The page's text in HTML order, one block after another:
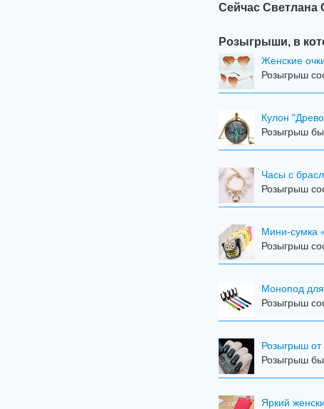
Сейчас Светлана
Розыгрыши, в
Женские
Розыгрыш
Кулон
Розыгрыш
Часы с
Розыгрыш
Мини-сумка
Розыгрыш
Mонопод
Розыгрыш
Розыгрыш
Розыгрыш
Яркий